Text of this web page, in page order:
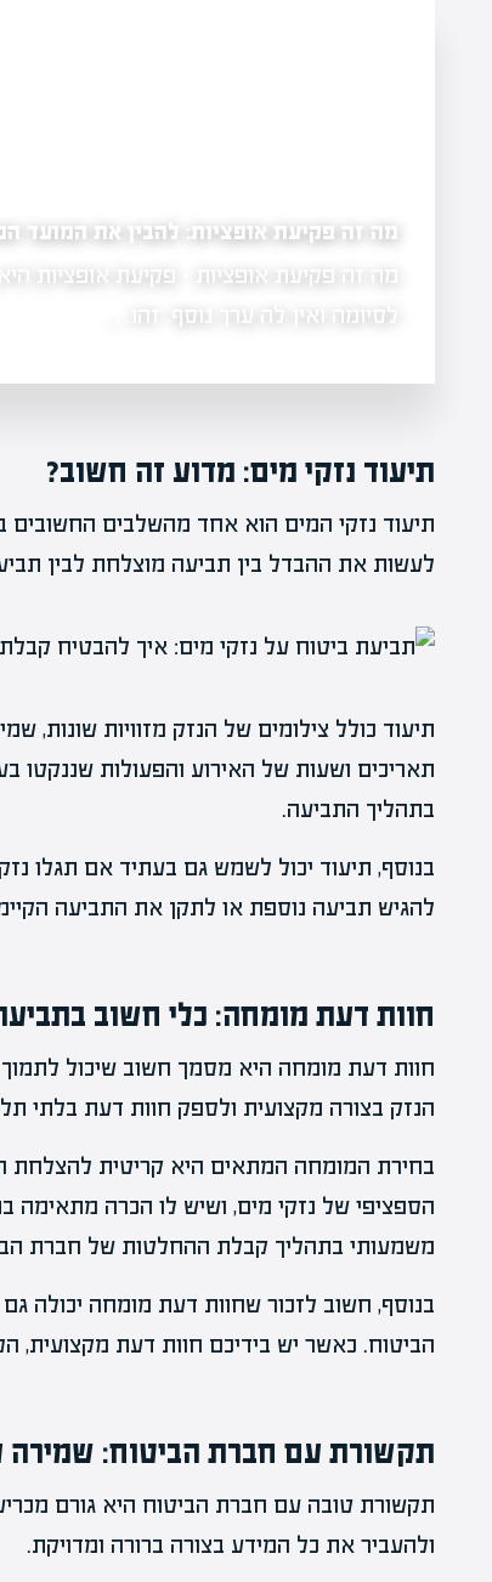
מה זה פקיעת אופציות: להבין את המועד
מה זה פקיעת אופציות - פקיעת אופציות
לסיומה ואין לה ערך נוסף. זהו…
תיעוד נזקי מים: מדוע זה חשוב?
תיעוד נזקי המים הוא אחד מהשלבים החשובים
לעשות את ההבדל בין תביעה מוצלחת לבין
תיעוד כולל צילומים של הנזק מזוויות שונות,
תאריכים ושעות של האירוע והפעולות שננקטו
בתהליך התביעה.
בנוסף, תיעוד יכול לשמש גם בעתיד אם תגלו
להגיש תביעה נוספת או לתקן את התביעה
חוות דעת מומחה: כלי חשוב
חוות דעת מומחה היא מסמך חשוב שיכול
הנזק בצורה מקצועית ולספק חוות דעת בלתי
בחירת המומחה המתאים היא קריטית להצלחת
הספציפי של נזקי מים, ושיש לו הכרה מתאימה
משמעותי בתהליך קבלת ההחלטות של חברת
בנוסף, חשוב לזכור שחוות דעת מומחה יכולה
הביטוח. כאשר יש בידיכם חוות דעת מקצועית,
תקשורת עם חברת הביטוח: שמירה
תקשורת טובה עם חברת הביטוח היא גורם
ולהעביר את כל המידע בצורה ברורה ומדויקת.